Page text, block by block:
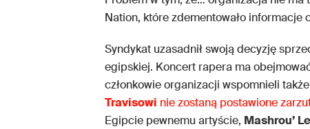
Nation, które zdementowało informacje
Syndykat uzasadnił swoją decyzję
egipskiej. Koncert rapera ma
członkowie organizacji wspomnieli także
Travisowi nie zostaną postawione
Egipcie pewnemu artyście, Mashrou’